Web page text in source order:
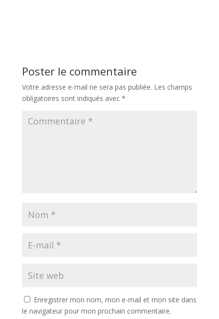
Poster le commentaire
Votre adresse e-mail ne sera pas publiée. Les champs
obligatoires sont indiqués avec *
Enregistrer mon nom, mon e-mail et mon site dans
le navigateur pour mon prochain commentaire.